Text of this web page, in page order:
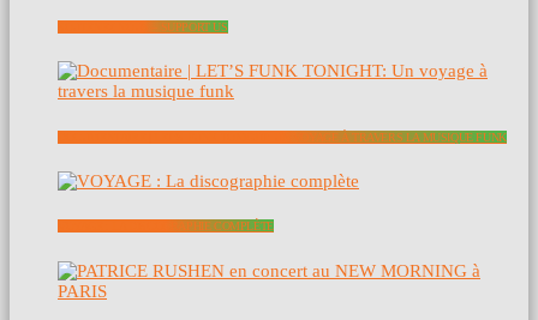
SOUTENEZ NOUS – SUPPORT US
DOCUMENTAIRE | LET’S FUNK TONIGHT: UN VOYAGE À TRAVERS LA MUSIQUE FUNK
VOYAGE : LA DISCOGRAPHIE COMPLÈTE